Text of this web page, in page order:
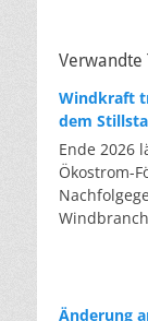
Verwandte
Windkraft
dem
Ende 2026
Ökostrom-
die
Änderung